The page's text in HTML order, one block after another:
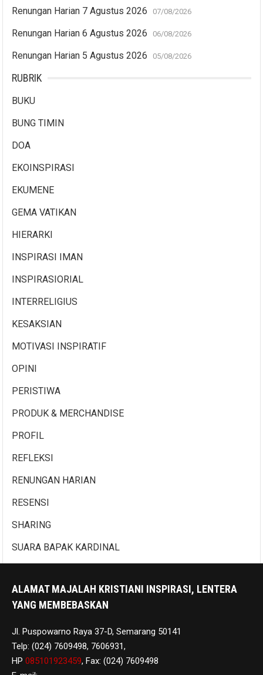
Renungan Harian 7 Agustus 2026 07/08/2026
Renungan Harian 6 Agustus 2026 06/08/2026
Renungan Harian 5 Agustus 2026 05/08/2026
RUBRIK
BUKU
BUNG TIMIN
DOA
EKOINSPIRASI
EKUMENE
GEMA VATIKAN
HIERARKI
INSPIRASI IMAN
INSPIRASIORIAL
INTERRELIGIUS
KESAKSIAN
MOTIVASI INSPIRATIF
OPINI
PERISTIWA
PRODUK & MERCHANDISE
PROFIL
REFLEKSI
RENUNGAN HARIAN
RESENSI
SHARING
SUARA BAPAK KARDINAL
ALAMAT MAJALAH KRISTIANI INSPIRASI, LENTERA
YANG MEMBEBASKAN
Jl. Puspowarno Raya 37-D, Semarang 50141
Telp: (024) 7609498, 7606931,
HP 085101923459, Fax: (024) 7609498